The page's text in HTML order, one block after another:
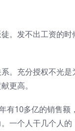
。发不出工资的时
。充分授权不光是
更高。
有10多亿的销售额
一个人干几个人的